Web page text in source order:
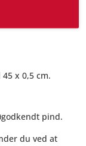
x 0,5 cm.
pind.
du ved at